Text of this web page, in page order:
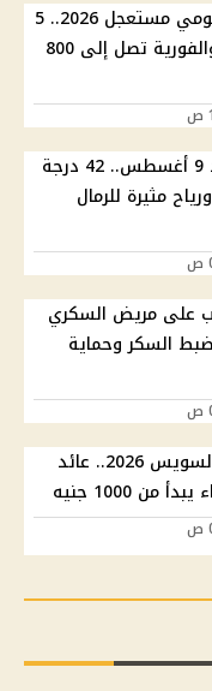
استخراج بطاقة الرقم القومي مستعجل 2026.. 5
فئات تبدأ من 50 جنيهًا والفورية تصل إلى 800
درجات الحرارة اليوم الأحد 9 أغسطس.. 42 درجة
مثيرة للرمال
على مريض السكري
السكر وحماية
شهادات ادخار بنك قناة السويس 2026.. عائد